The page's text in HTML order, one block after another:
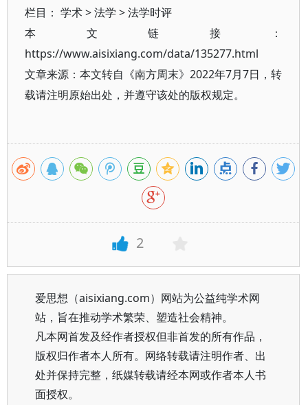
栏目： 学术>法学 >法学时评
本文链接：
https://www.aisixiang.com/data/135277.html
文章来源：本文转自《南方周末》2022年7月7日，转
载请注明原始出处，并遵守该处的版权规定。
2
爱思想（aisixiang.com）网站为公益纯学术网
站，旨在推动学术繁荣、塑造社会精神。
凡本网首发及经作者授权但非首发的所有作品，
版权归作者本人所有。网络转载请注明作者、出
处并保持完整，纸媒转载请经本网或作者本人书
面授权。